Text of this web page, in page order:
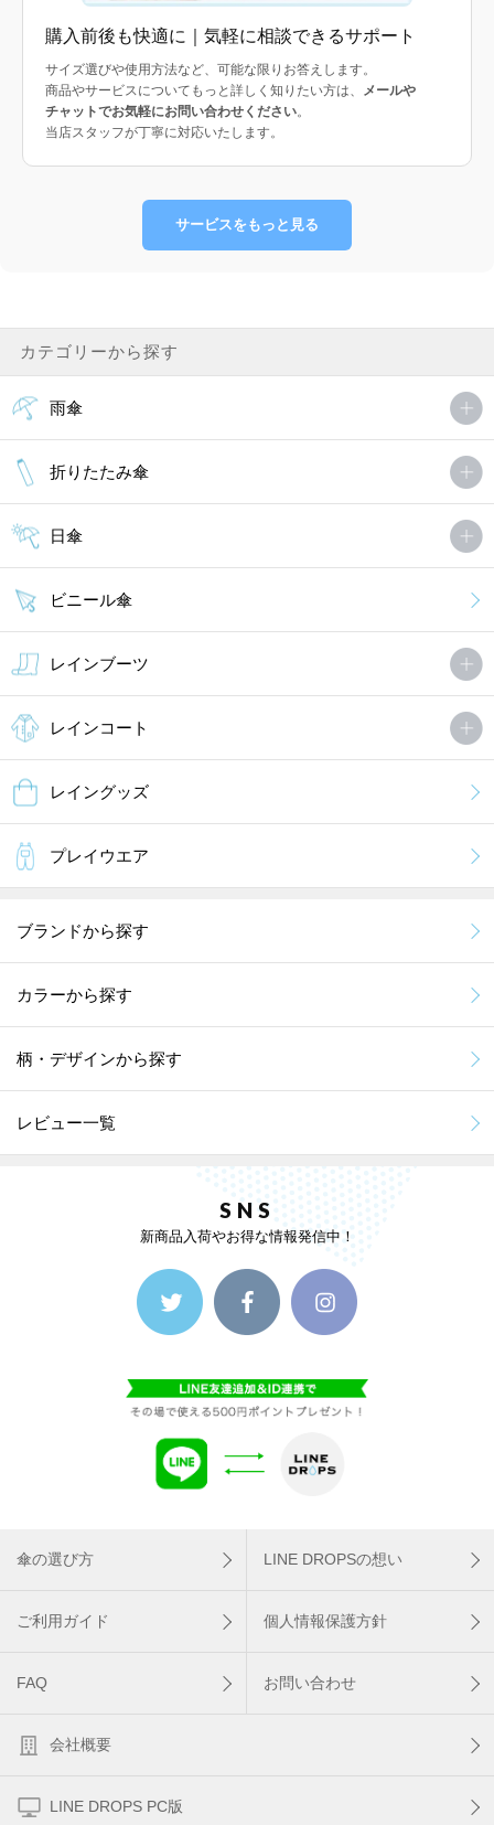
購入前後も快適に｜気軽に相談できるサポート
サイズ選びや使用方法など、可能な限りお答えします。
商品やサービスについてもっと詳しく知りたい方は、
メールや
チャットでお気軽にお問い合わせください。
当店スタッフが丁寧に対応いたします。
サービスをもっと見る
カテゴリーから探す
雨傘
折りたたみ傘
日傘
ビニール傘
レインブーツ
レインコート
レイングッズ
プレイウエア
ブランドから探す
カラーから探す
柄・デザインから探す
レビュー一覧
SNS
新商品入荷やお得な情報発信中！
傘の選び方 LINE DROPSの想い
ご利用ガイド 個人情報保護方針
FAQ お問い合わせ
会社概要
LINE DROPS PC版